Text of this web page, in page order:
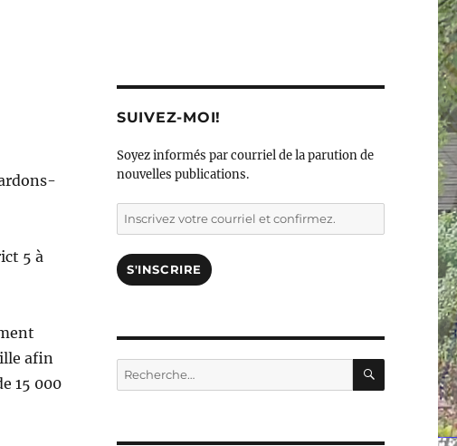
5 à
afin
15 000
SUIVEZ-MOI!
Soyez informés par courriel de la parution de
nouvelles publications.
Inscrivez
votre
et
confirmez.
S'INSCRIRE
Rechercher :